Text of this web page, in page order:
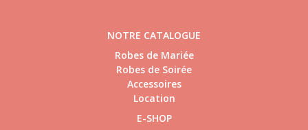
NOTRE CATALOGUE
Robes de Mariée
Robes de Soirée
Accessoires
Location
E-SHOP